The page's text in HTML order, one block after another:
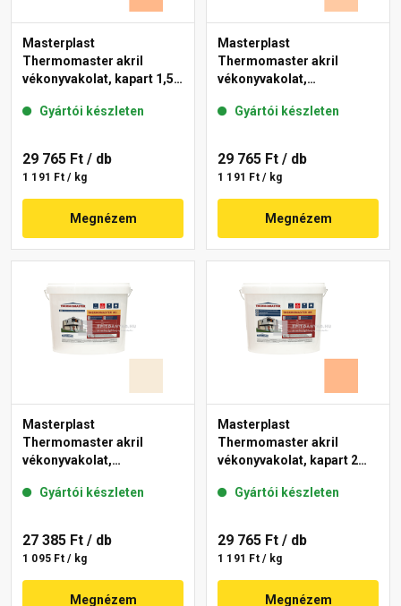
Masterplast
Thermomaster akril
vékonyvakolat, kapart 1,5
Gyártói készleten
29 765 Ft / db
1 191 Ft / kg
Megnézem
Masterplast
Thermomaster akril
vékonyvakolat,
10-D 25 kg
Gyártói készleten
29 765 Ft / db
1 191 Ft / kg
Megnézem
Masterplast
Thermomaster akril
vékonyvakolat,
48-F 25 kg
Gyártói készleten
27 385 Ft / db
1 095 Ft / kg
Megnézem
Masterplast
Thermomaster akril
vékonyvakolat, kapart 2
Gyártói készleten
29 765 Ft / db
1 191 Ft / kg
Megnézem